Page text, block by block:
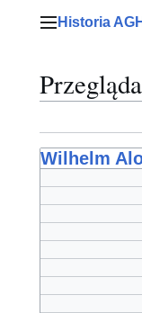
Menu główne
Historia AGH
Wilhelm